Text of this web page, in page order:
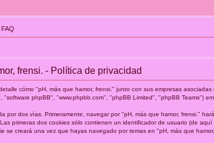
FAQ
frensi. - Política de privacidad
cómo "pH, más que hamor, frensi." junto con sus empresas
"software phpBB", "www.phpbb.com", "phpBB Limited", "phpBB Teams")
por dos vías. Primeramente, navegar por "pH, más que hamor, frensi."
primeras dos cookies sólo contienen un identificador de usuario (de
se creará una vez que hayas navegado por temas en "pH, más que